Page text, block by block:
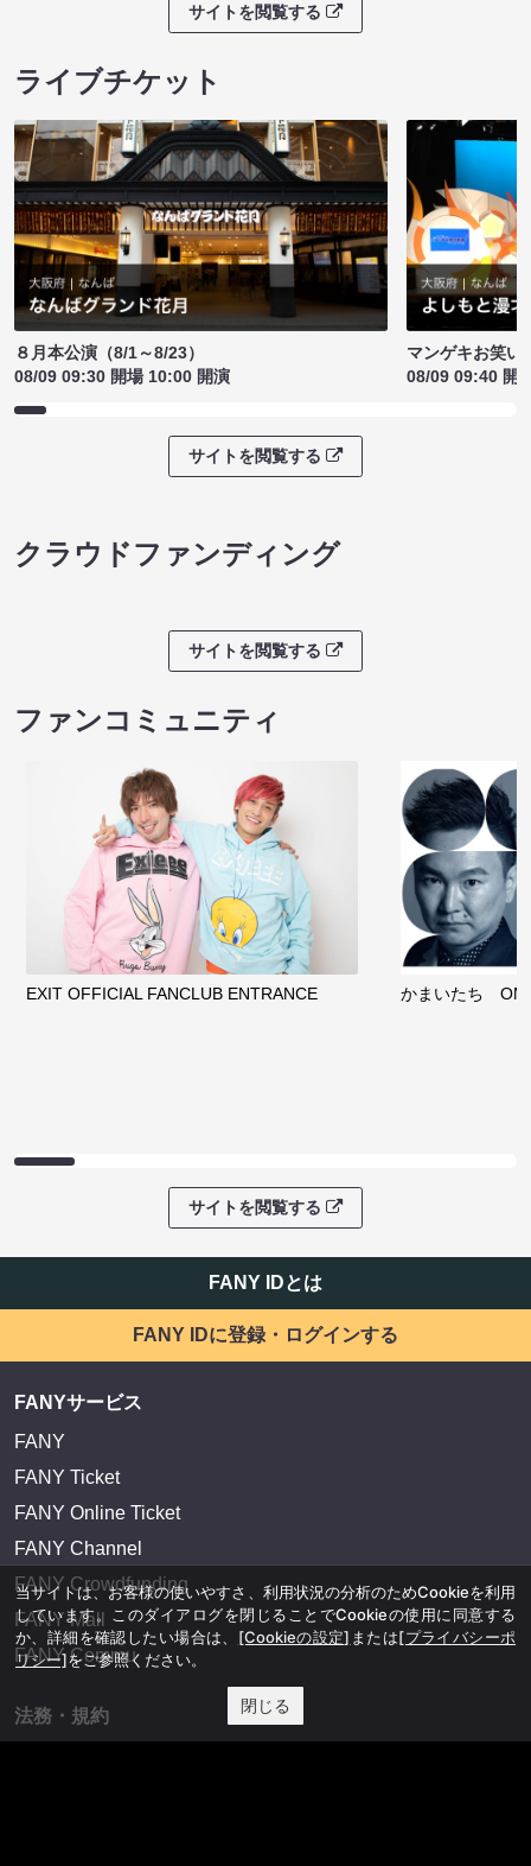
サイトを閲覧する
ライブチケット
８月本公演（8/1～8/23）
08/09 09:30 開場 10:00 開演
マンゲキお笑い
08/09 09:40 開
サイトを閲覧する
クラウドファンディング
サイトを閲覧する
ファンコミュニティ
EXIT OFFICIAL FANCLUB ENTRANCE かまいたち
サイトを閲覧する
FANY IDとは
FANY IDに登録・ログインする
FANYサービス
FANY
FANY Ticket
FANY Online Ticket
FANY Channel
FANY Crowdfunding
FANY Mall
FANY Commu
法務・規約
当サイトは、お客様の使いやすさ、利用状況の分析のためCookieを利用
しています。このダイアログを閉じることでCookieの使用に同意する
か、詳細を確認したい場合は、 [Cookieの設定] または[プライバシーポ
リシー]をご参照ください。
閉じる